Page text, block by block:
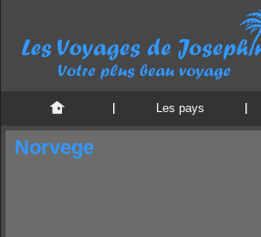
Les pays
Norvege